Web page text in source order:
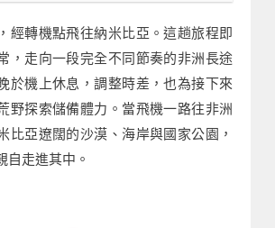
經轉機點飛往納米比亞。這趟旅程即
，走向一段完全不同節奏的非洲長途
於機上休息，調整時差，也為接下來
野探索儲備體力。當飛機一路往非洲
比亞遼闊的沙漠、海岸與國家公園，
自走進其中。